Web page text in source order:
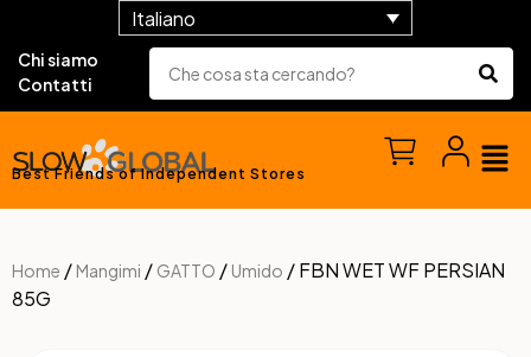
Italiano
Chi siamo
Contatti
Best Friends of Independent Stores
Home / Mangimi / GATTO / Umido / FBN WET WF PERSIAN
85G